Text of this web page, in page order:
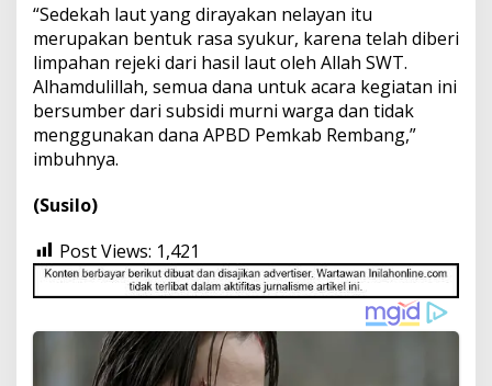
“Sedekah laut yang dirayakan nelayan itu
merupakan bentuk rasa syukur, karena telah diberi
limpahan rejeki dari hasil laut oleh Allah SWT.
Alhamdulillah, semua dana untuk acara kegiatan ini
bersumber dari subsidi murni warga dan tidak
menggunakan dana APBD Pemkab Rembang,”
imbuhnya.
(Susilo)
Post Views: 1,421